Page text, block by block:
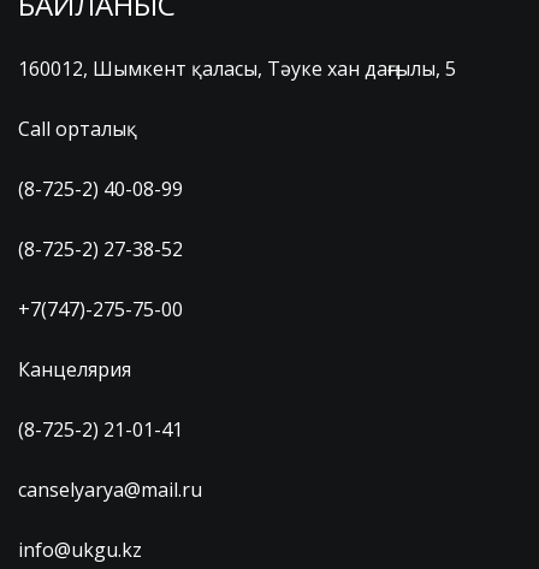
160012, Шымкент қаласы, Тәуке хан даңғылы, 5
Call орталық
(8-725-2) 40-08-99
(8-725-2) 27-38-52
+7(747)-275-75-00
Канцелярия
(8-725-2) 21-01-41
canselyarya@mail.ru
info@ukgu.kz